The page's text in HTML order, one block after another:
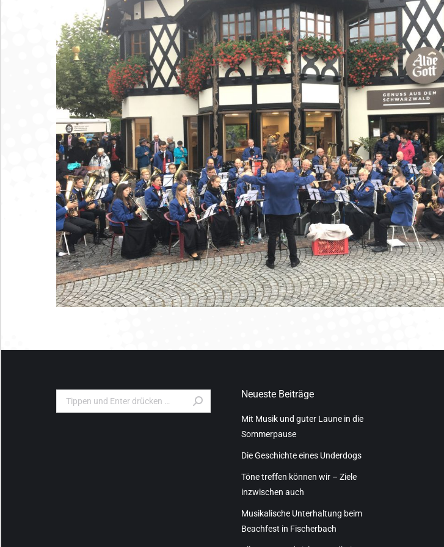
Search: Neueste Beiträge
Mit Musik und guter Laune in die
Sommerpause
Die Geschichte eines Underdogs
Töne treffen können wir – Ziele
inzwischen auch
Musikalische Unterhaltung beim
Beachfest in Fischerbach